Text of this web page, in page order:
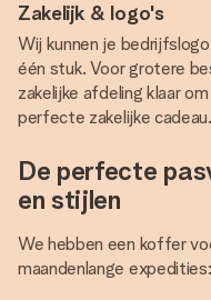
Zakelijk & logo's
Wij kunnen je
één stuk. Voor grotere
zakelijke afdeling klaar
perfecte zakelijke cadeau.
De perfecte
en stijlen
We hebben een koffer
maandenlange expedities: